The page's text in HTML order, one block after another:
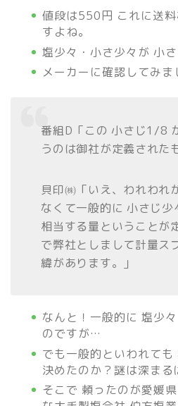
値段は550円 これに送
すよね。
塩少々・小さ少々が 小
メーカーに確認してみま
番組D「この 小さじ1/8
うのは御社が定義された
貝印㈱「いえ、われわれ
なくて一般的に 小さじ
相当する量ということが
で弊社としまして計量ス
緯があります。」
なんと！一般的に 塩少
のですが…
でも一般的といわれて
決めたのか？謎は深まる
そこで 頼ったのが愛媛